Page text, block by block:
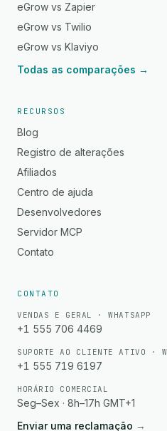
eGrow vs Zapier
eGrow vs Twilio
eGrow vs Klaviyo
Todas as comparações →
RECURSOS
Blog
Registro de alterações
Afiliados
Centro de ajuda
Desenvolvedores
Servidor MCP
Contato
CONTATO
VENDAS E GERAL · WHATSAPP
+1 555 706 4469
SUPORTE AO CLIENTE ATIVO ·
+1 555 719 6197
HORÁRIO COMERCIAL
Seg–Sex · 8h–17h GMT+1
Enviar uma reclamação →